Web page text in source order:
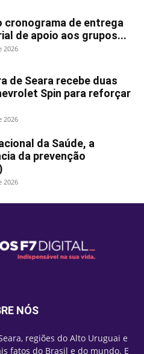
cronograma de entrega
de apoio aos grupos...
2026
de Seara recebe duas
Spin para reforçar
2026
da Saúde, a
da prevenção
2026
NÓS
regiões do Alto Uruguai e
fatos do Brasil e do mundo. E